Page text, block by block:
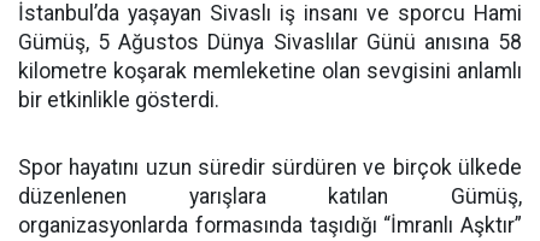
İstanbul’da yaşayan Sivaslı iş insanı ve sporcu Hami
Gümüş, 5 Ağustos Dünya Sivaslılar Günü anısına 58
kilometre koşarak memleketine olan sevgisini anlamlı
bir etkinlikle gösterdi.
Spor hayatını uzun süredir sürdüren ve birçok ülkede
düzenlenen yarışlara katılan Gümüş,
organizasyonlarda formasında taşıdığı “İmranlı Aşktır”